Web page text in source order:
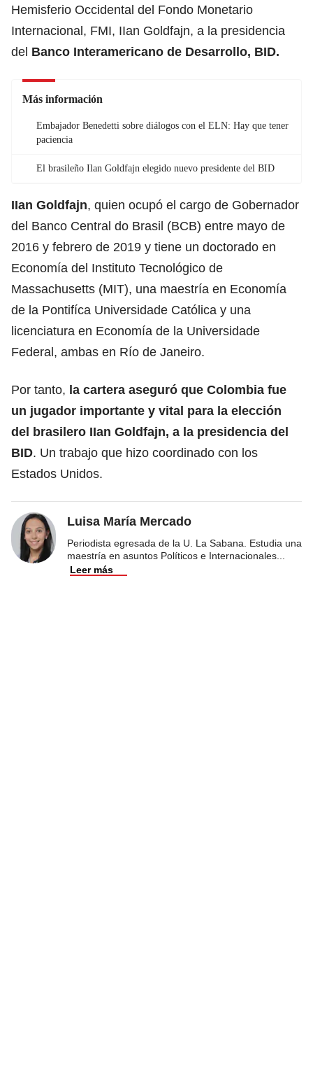
Hemisferio Occidental del Fondo Monetario
Internacional, FMI, IIan Goldfajn, a la presidencia
del Banco Interamericano de Desarrollo, BID.
Más información
Embajador Benedetti sobre diálogos con el ELN: Hay que tener
paciencia
El brasileño Ilan Goldfajn elegido nuevo presidente del BID
IIan Goldfajn, quien ocupó el cargo de Gobernador
del Banco Central do Brasil (BCB) entre mayo de
2016 y febrero de 2019 y tiene un doctorado en
Economía del Instituto Tecnológico de
Massachusetts (MIT), una maestría en Economía
de la Pontifíca Universidade Católica y una
licenciatura en Economía de la Universidade
Federal, ambas en Río de Janeiro.
Por tanto, la cartera aseguró que Colombia fue
un jugador importante y vital para la elección
del brasilero IIan Goldfajn, a la presidencia del
BID. Un trabajo que hizo coordinado con los
Estados Unidos.
Luisa María Mercado
Periodista egresada de la U. La Sabana. Estudia una
maestría en asuntos Políticos e Internacionales
Leer más